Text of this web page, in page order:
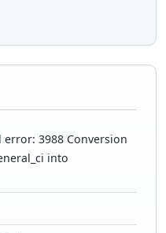
error: 3988 Conversion
into